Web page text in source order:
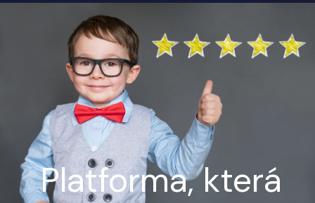
Platforma, která